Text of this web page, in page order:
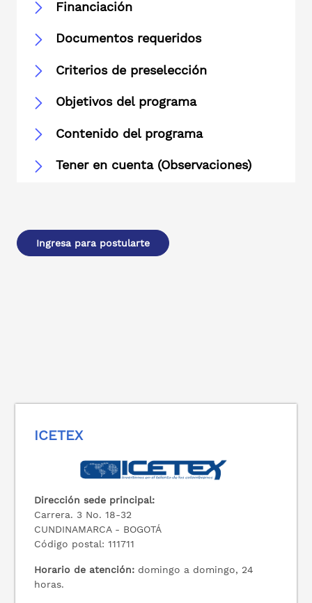
Financiación
Documentos requeridos
Criterios de preselección
Objetivos del programa
Contenido del programa
Tener en cuenta (Observaciones)
Ingresa para postularte
ICETEX
Dirección sede principal:
Carrera. 3 No. 18-32
CUNDINAMARCA - BOGOTÁ
Código postal: 111711
Horario de atención: domingo a domingo, 24
horas.